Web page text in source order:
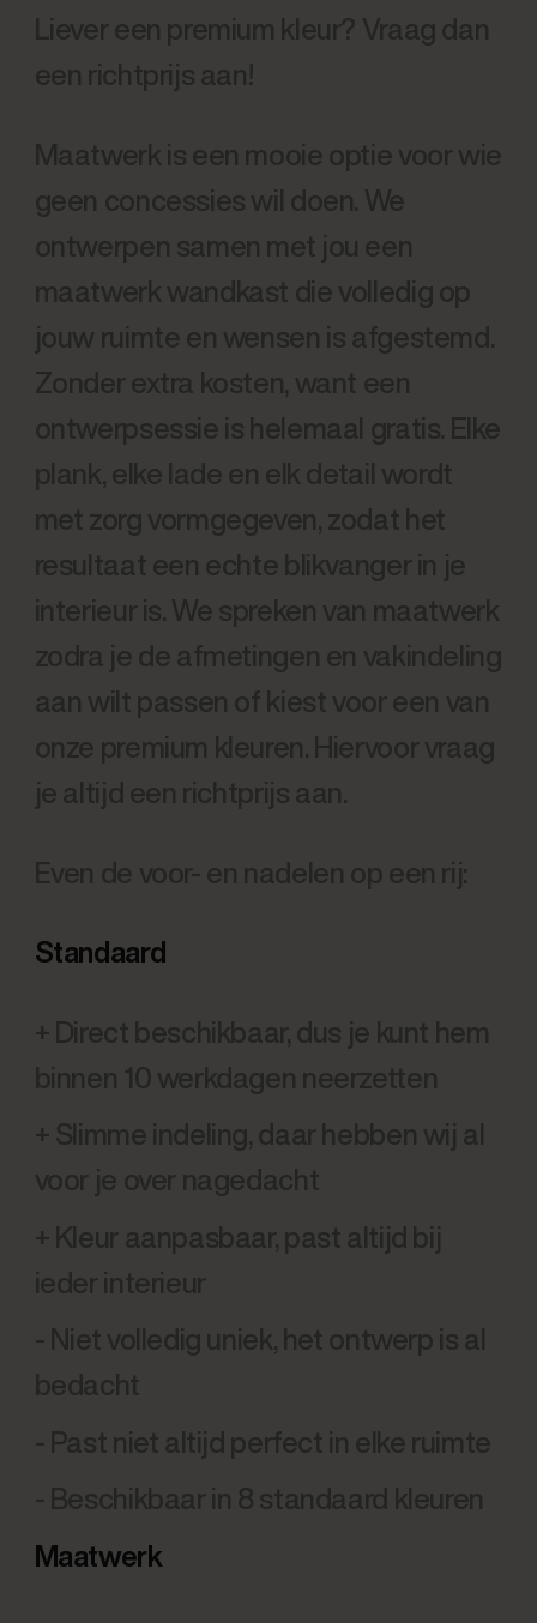
Liever een premium kleur? Vraag dan
een richtprijs aan!
Maatwerk is een mooie optie voor wie
geen concessies wil doen. We
ontwerpen samen met jou een
maatwerk wandkast die volledig op
jouw ruimte en wensen is afgestemd.
Zonder extra kosten, want een
ontwerpsessie is helemaal gratis. Elke
plank, elke lade en elk detail wordt
met zorg vormgegeven, zodat het
resultaat een echte blikvanger in je
interieur is. We spreken van maatwerk
zodra je de afmetingen en vakindeling
aan wilt passen of kiest voor een van
onze premium kleuren. Hiervoor vraag
je altijd een richtprijs aan.
Even de voor- en nadelen op een rij:
Standaard
+ Direct beschikbaar, dus je kunt hem
binnen 10 werkdagen neerzetten
+ Slimme indeling, daar hebben wij al
voor je over nagedacht
+ Kleur aanpasbaar, past altijd bij
ieder interieur
- Niet volledig uniek, het ontwerp is al
bedacht
- Past niet altijd perfect in elke ruimte
- Beschikbaar in 8 standaard kleuren
Maatwerk